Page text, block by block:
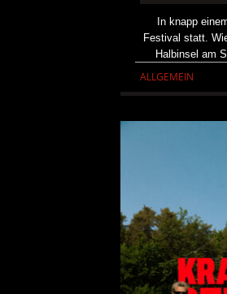
In knapp
Festival statt.
Halbinsel am
ALLGEMEIN